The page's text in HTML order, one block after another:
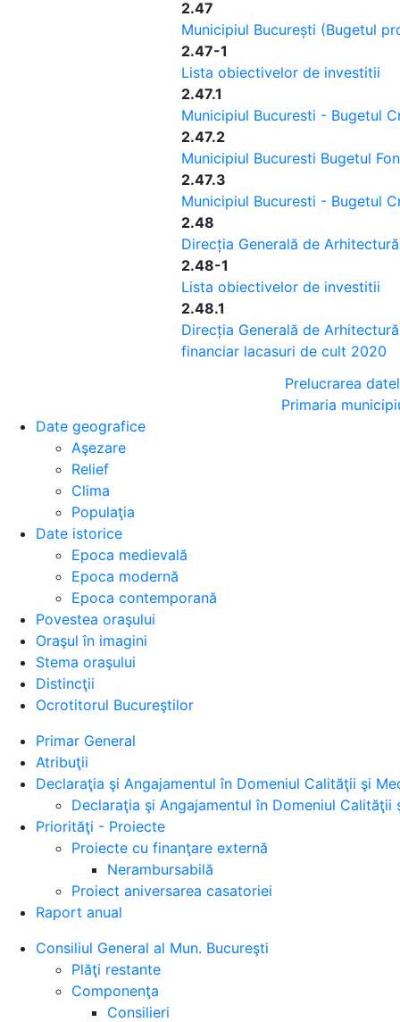
2.47
Municipiul București (Bugetul
2.47-1
Lista obiectivelor de investitii
2.47.1
Municipiul Bucuresti - Bugetul
2.47.2
Municipiul Bucuresti Bugetul
2.47.3
Municipiul Bucuresti - Bugetul
2.48
Direcția Generală de
2.48-1
Lista obiectivelor de investitii
2.48.1
Direcția Generală de
financiar lacasuri de cult 2020
Prelucrarea
Primaria
Date geografice
Aşezare
Relief
Clima
Populaţia
Date istorice
Epoca medievală
Epoca modernă
Epoca contemporană
Povestea oraşului
Oraşul în imagini
Stema oraşului
Distincţii
Ocrotitorul Bucureştilor
Primar General
Atribuţii
Declaraţia şi Angajamentul în Domeniul Calităţii şi
Declaraţia şi Angajamentul în Domeniul Calităţii
Priorităţi - Proiecte
Proiecte cu finanţare externă
Nerambursabilă
Proiect aniversarea casatoriei
Raport anual
Consiliul General al Mun. Bucureşti
Plăţi restante
Componenţa
Consilieri